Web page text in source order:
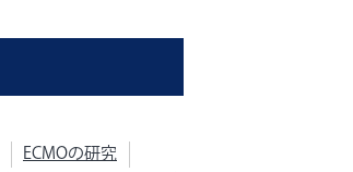
ECMOの研究